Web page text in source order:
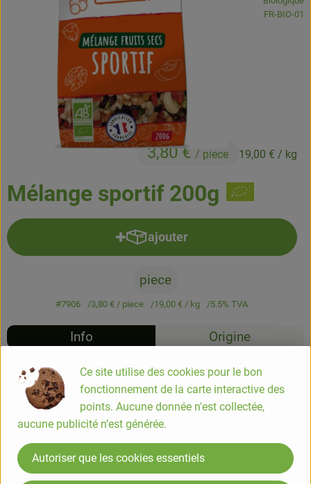
Accessoires et divers
Cosmétique et hygiène
C'est nous
Pour vous
Mélange sportif 200g
3,80 € / piece 19,00 € / kg
, Autorité
FR-BIO-01
ajouter
Ajouter le produit au panier
piece
#7906 3,80 €/ piece 19,00 €/ kg 5.5% TVA
Info Origine
Info
Mélange sportif 200g
COMPOSITION
Noix*15%, Abricots secs* 15% (abricot sec*, farine de riz*) ,
Ce site utilise des cookies pour le bon
fonctionnement de la carte interactive des
points. Aucune donnée n'est collectée,
aucune publicité n’est générée.
Autoriser que les cookies essentiels